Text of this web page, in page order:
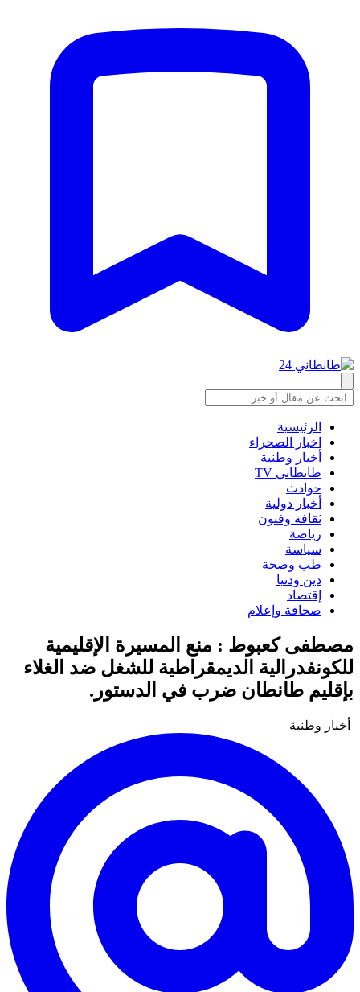
الرئيسية
اخبار الصحراء
أخبار وطنية
طانطاني TV
حوادث
أخبار دولية
ثقافة وفنون
رياضة
سياسة
طب وصحة
دين ودنيا
إقتصاد
صحافة وإعلام
مصطفى كعبوط : منع المسيرة الإقليمية
للكونفدرالية الديمقراطية للشغل ضد الغلاء
بإقليم طانطان ضرب في الدستور.
أخبار وطنية